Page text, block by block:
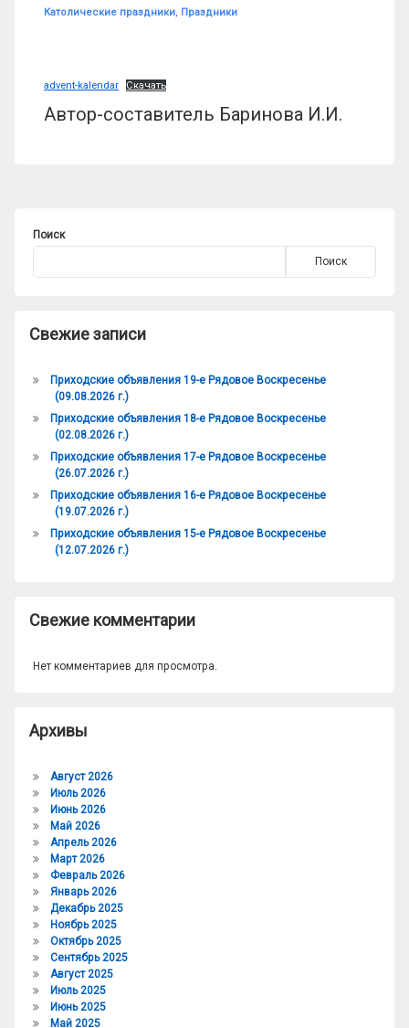
Рубрики:
Католические праздники, Праздники
advent-kalendar Скачать
Автор-составитель Баринова И.И.
Поиск
Поиск
Свежие записи
Приходские объявления 19-е Рядовое Воскресенье
(09.08.2026 г.)
Приходские объявления 18-е Рядовое Воскресенье
(02.08.2026 г.)
Приходские объявления 17-е Рядовое Воскресенье
(26.07.2026 г.)
Приходские объявления 16-е Рядовое Воскресенье
(19.07.2026 г.)
Приходские объявления 15-е Рядовое Воскресенье
(12.07.2026 г.)
Свежие комментарии
Нет комментариев для просмотра.
Архивы
Август 2026
Июль 2026
Июнь 2026
Май 2026
Апрель 2026
Март 2026
Февраль 2026
Январь 2026
Декабрь 2025
Ноябрь 2025
Октябрь 2025
Сентябрь 2025
Август 2025
Июль 2025
Июнь 2025
Май 2025